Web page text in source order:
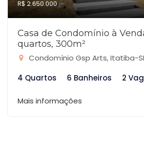
R$ 2.650.000
Casa de Condomínio à
quartos, 300m²
Condomínio Gsp Arts, Itatiba-
4 Quartos
6 Banheiros 2
Mais informações